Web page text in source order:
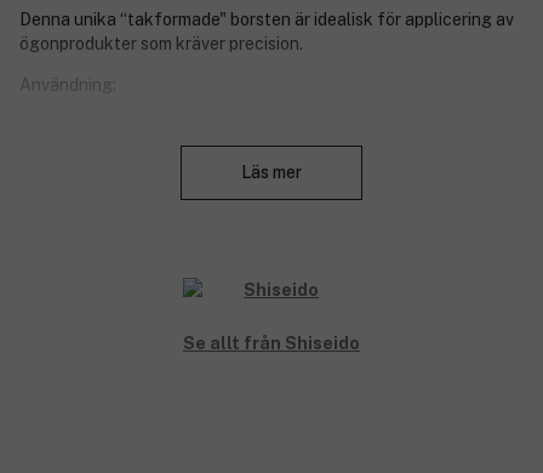
Denna unika “takformade" borsten är idealisk för applicering av
ögonprodukter som kräver precision.
Användning:
Håll i 45 graders vinkel för att skapa en tjockare, djupare
linje. Borsten är perfekt för att applicera längs
Läs mer
Se allt från Shiseido